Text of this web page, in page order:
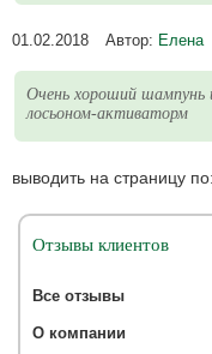
01.02.2018 Автор: Елена
Очень хороший шампунь
лосьоном-активаторм
выводить на страницу по:
Отзывы клиентов
Все отзывы
О компании